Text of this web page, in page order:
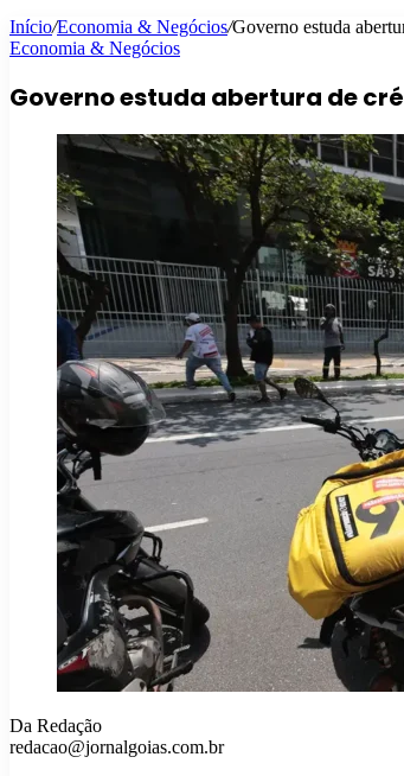
Início/Economia & Negócios/Governo estuda
Economia & Negócios
Governo estuda abertura de
Da Redação
redacao@jornalgoias.com.br